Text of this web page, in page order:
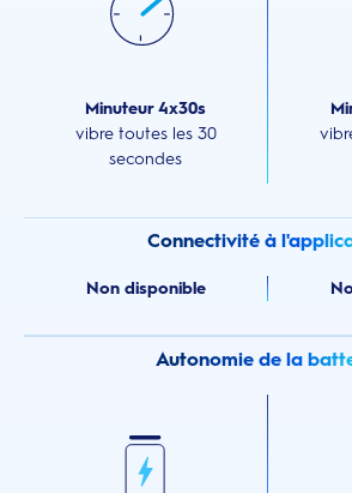
Minuteur 4x30s
vibre toutes les 30
secondes
Connectivité à
Non disponible
Autonomie de la